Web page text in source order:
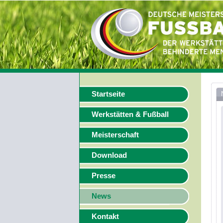
Startseite
Werkstätten & Fußball
Meisterschaft
Download
Presse
News
Kontakt